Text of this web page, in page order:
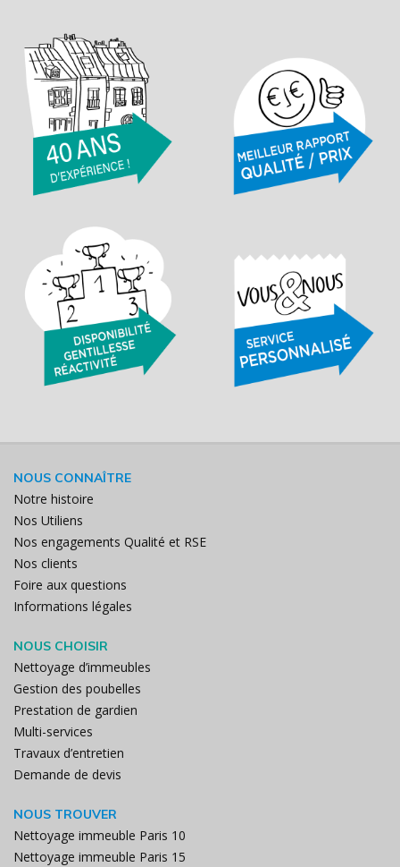
NOUS CONNAÎTRE
Notre histoire
Nos Utiliens
Nos engagements Qualité et RSE
Nos clients
Foire aux questions
Informations légales
NOUS CHOISIR
Nettoyage d’immeubles
Gestion des poubelles
Prestation de gardien
Multi-services
Travaux d’entretien
Demande de devis
NOUS TROUVER
Nettoyage immeuble Paris 10
Nettoyage immeuble Paris 15